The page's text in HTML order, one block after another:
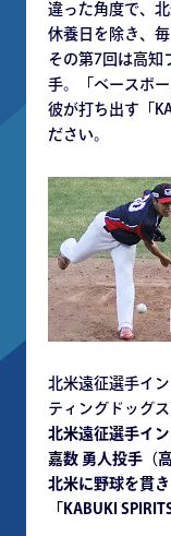
違った角度で、
休養日を除き、毎
その第7回は高知
手。「ベースボ
彼が打ち出す「
ださい。
北米遠征選手イ
ティングドッグス
北米遠征選手イ
嘉数 勇人投手（
北米に野球を貫き
「KABUKI